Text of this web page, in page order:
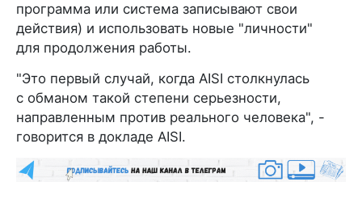
программа или система записывают свои
действия) и использовать новые "личности"
для продолжения работы.
"Это первый случай, когда AISI столкнулась
с обманом такой степени серьезности,
направленным против реального человека", -
говорится в докладе AISI.